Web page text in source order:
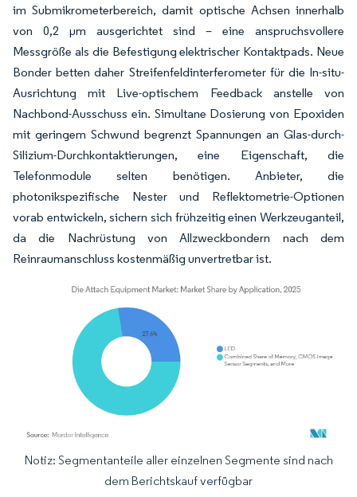
im Submikrometerbereich, damit optische Achsen innerhalb
von 0,2 µm ausgerichtet sind – eine anspruchsvollere
Messgröße als die Befestigung elektrischer Kontaktpads. Neue
Bonder betten daher Streifenfeldinterferometer für die In-situ-
Ausrichtung mit Live-optischem Feedback anstelle von
Nachbond-Ausschuss ein. Simultane Dosierung von Epoxiden
mit geringem Schwund begrenzt Spannungen an Glas-durch-
Silizium-Durchkontaktierungen, eine Eigenschaft, die
Telefonmodule selten benötigen. Anbieter, die
photonikspezifische Nester und Reflektometrie-Optionen
vorab entwickeln, sichern sich frühzeitig einen Werkzeuganteil,
da die Nachrüstung von Allzweckbondern nach dem
Reinraumanschluss kostenmäßig unvertretbar ist.
Bild © Mordor Intelligence. Wiederverwendung erfordert Namensnennung
Notiz: Segmentanteile aller einzelnen Segmente sind nach
dem Berichtskauf verfügbar